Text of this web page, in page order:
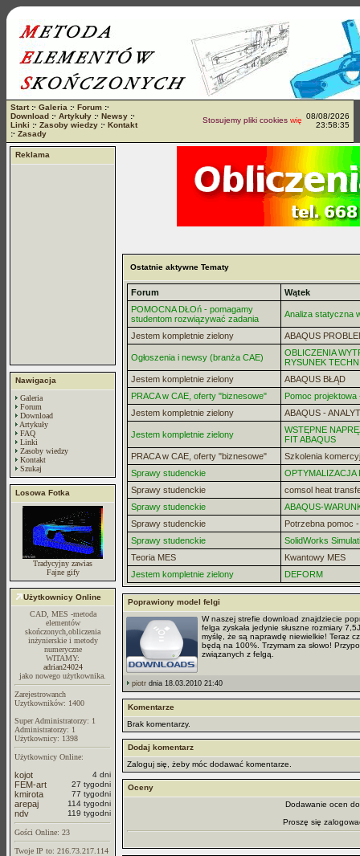
Start:· Galeria :· Forum :·
Download :· Artykuły :· Newsy :·
Linki :· Zasoby wiedzy :· Kontakt
:· Zasady
Stosujemy pliki cookieswięcej...08/08/2026
23:58:35
Reklama
Nawigacja
Galeria
Forum
Download
Artykuły
FAQ
Linki
Zasoby wiedzy
Kontakt
Szukaj
Losowa Fotka
Tradycyjny zawias
Fajne gify
Użytkownicy Online
CAD, MES -metoda
elementów
skończonych,obliczenia
inżynierskie i metody
numeryczne
WITAMY:
adrian24024
jako nowego użytkownika.
Zarejestrowanch
Uzytkowników: 1400
Super Administratorzy: 1
Administratorzy: 1
Użytkownicy: 1398
Użytkownicy Online:
kojot 4 dni
FEM-art 27 tygodni
kmirota 77 tygodni
arepaj 114 tygodni
ndv 119 tygodni
Gości Online: 23
Twoje IP to: 216.73.217.114
Ostatnie aktywne Tematy
Forum
Wątek
POMOCNA DŁOń - pomagamy
studentom rozwiązywać zadania
Analiza statyczna
Jestem kompletnie zielony ABAQUS
Ogłoszenia i newsy (branża CAE)
OBLICZENIA
RYSUNEK
Jestem kompletnie zielony
ABAQUS BŁĄD
PRACA w CAE, oferty "biznesowe"
Pomoc projektowa
Jestem kompletnie zielony
ABAQUS -
Jestem kompletnie zielony
WSTĘPNE
FIT ABAQUS
PRACA w CAE, oferty "biznesowe"
Szkolenia
Sprawy studenckie
OPTYMALIZACJA
Sprawy studenckie
comsol heat
Sprawy studenckie
ABAQUS-
Sprawy studenckie
Potrzebna pomoc
Sprawy studenckie
SolidWorks
Teoria MES
Kwantowy MES
Jestem kompletnie zielony
DEFORM
Poprawiony model felgi
W naszej strefie download znajdziecie
felga zyskała jedynie słuszne rozmiary
myślę, że są naprawdę niewielkie! Teraz
będą na 100%. Trzymam za słowo!
związanych z felgą.
piotr dnia 18.03.2010 21:40
Komentarze
Brak komentarzy.
Dodaj komentarz
Zaloguj się, żeby móc dodawać komentarze.
Oceny
Dodawanie ocen
Proszę się